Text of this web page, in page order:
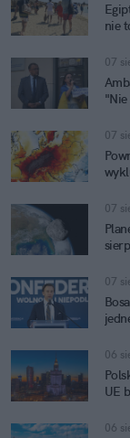
nie
07
07
07
07
06
UE
06